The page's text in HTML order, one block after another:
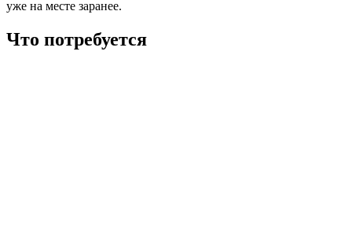
уже на месте заранее.
Что потребуется